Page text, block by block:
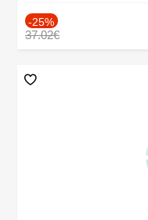
-25%
37.02€